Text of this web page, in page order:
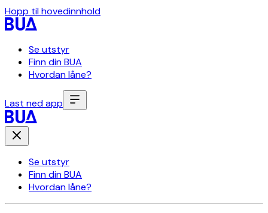
Hopp til hovedinnhold
Se utstyr
Finn din BUA
Hvordan låne?
Last ned app
Se utstyr
Finn din BUA
Hvordan låne?